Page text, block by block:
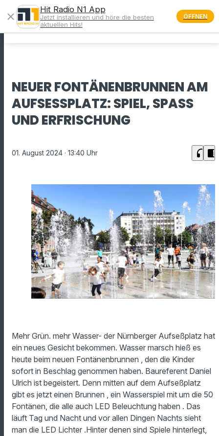
menu
NEUER FONTÄNENBRUNNEN AM
AUFSESSPLATZ: SPIEL, SPASS UN
D ERFRISCHUNG
01. August 2024 · 13:40 Uhr headphones chrome_reader_mode
Mehr Grün. mehr Wasser- der Nürnberger Aufseßplatz hat
ein neues Gesicht bekommen. Wasser marsch hieß es
heute beim neuen Fontänenbrunnen , den die Kinder
sofort in Beschlag genommen haben. Baureferent Daniel
Ulrich ist begeistert. Denn mitten auf dem Aufseßplatz
gibt es jetzt einen Brunnen , ein Wasserspiel mit um die 50
Fontänen, die alle auch LED Beleuchtung haben . Das
läuft Tag und Nacht und vor allen Dingen Nachts sieht
man die LED Lichter .Hinter denen sind Spiele hinterlegt,
close
Hit Radio N1 App
Jetzt installieren und höre die besten
aktuellen Hits!
ÖFFNEN